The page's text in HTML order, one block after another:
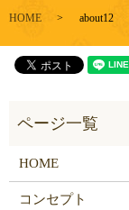
HOME about12
HOME
コンセプト